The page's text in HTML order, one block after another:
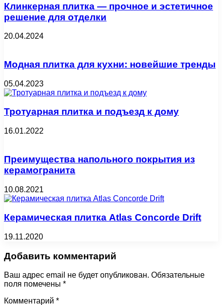
Клинкерная плитка — прочное и эстетичное
решение для отделки
20.04.2024
Модная плитка для кухни: новейшие тренды
05.04.2023
Тротуарная плитка и подъезд к дому
16.01.2022
Преимущества напольного покрытия из
керамогранита
10.08.2021
Керамическая плитка Atlas Concorde Drift
19.11.2020
Добавить комментарий
Ваш адрес email не будет опубликован. Обязательные
поля помечены *
Комментарий *